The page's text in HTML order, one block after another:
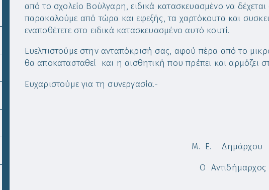
από το σχολείο Βούλγαρη, ειδικά κατασκευασμένο να
παρακαλούμε από τώρα και εφεξής, τα χαρτόκουτα και
εναποθέτετε στο ειδικά κατασκευασμένο αυτό κουτί.
Ευελπιστούμε στην ανταπόκρισή σας, αφού πέρα από το
θα αποκατασταθεί και η αισθητική που πρέπει και αρμόζει
Ευχαριστούμε για τη συνεργασία.-
Μ. Ε.
Ο Αντιδήμαρχος Δήμου